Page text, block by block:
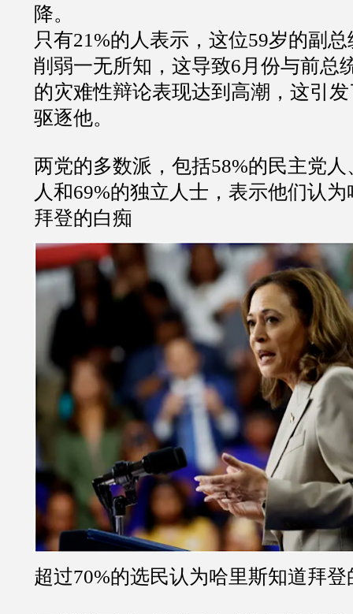
降。
只有21%的人表示，这位59岁的副
削弱一无所知，这导致6月份与前总
的灾难性辩论表现达到高潮，这引
驱逐他。
两党的多数派，包括58%的民主党人
人和69%的独立人士，表示他们认
拜登的白痴
超过70%的选民认为哈里斯知道拜